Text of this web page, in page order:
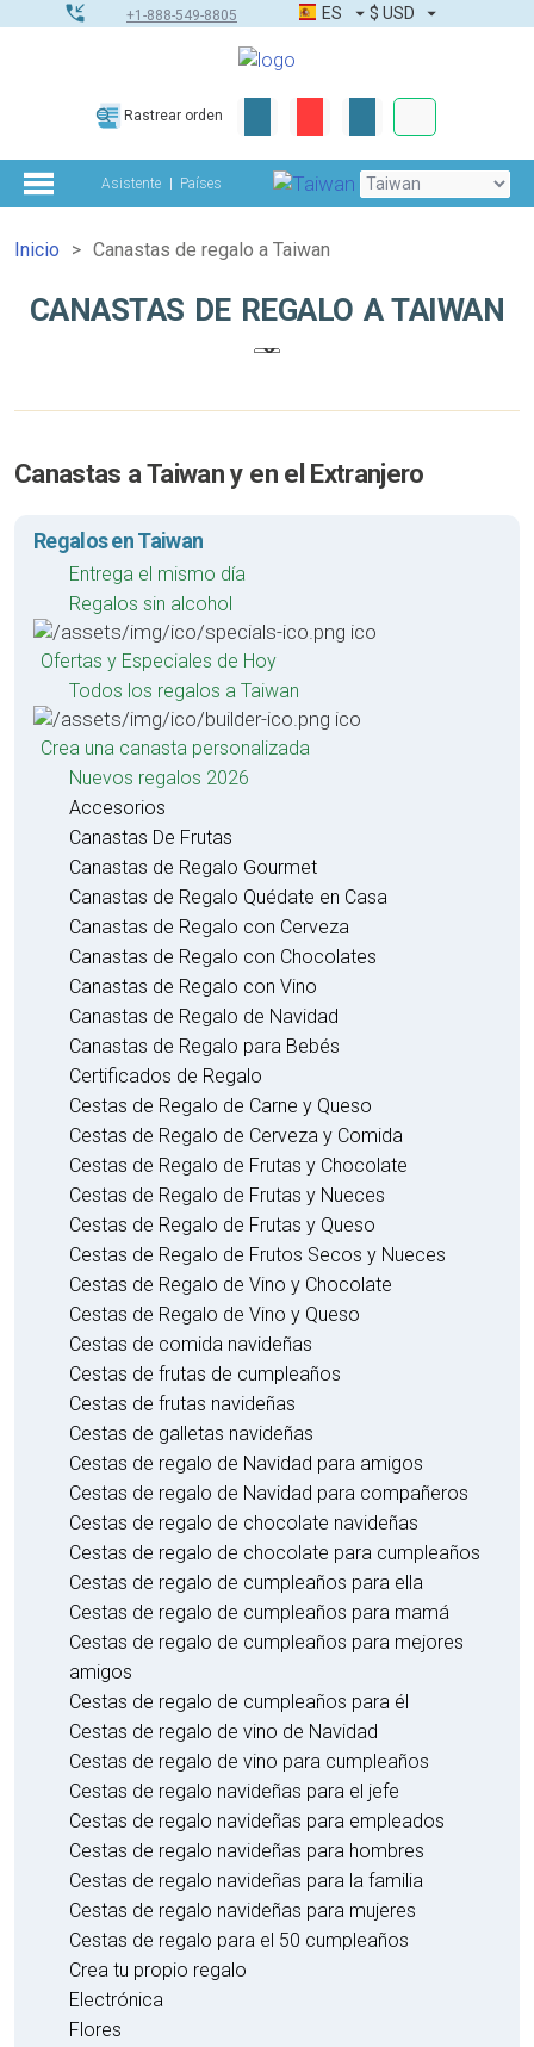
+1-888-549-8805 ES $ USD
Rastrear orden
Asistente Países
Inicio Canastas de regalo a Taiwan
CANASTAS DE REGALO A TAIWAN
Canastas a Taiwan y en el Extranjero
Regalos en Taiwan
Entrega el mismo día
Regalos sin alcohol
Ofertas y Especiales de Hoy
Todos los regalos a Taiwan
Crea una canasta personalizada
Nuevos regalos 2026
Accesorios
Canastas De Frutas
Canastas de Regalo Gourmet
Canastas de Regalo Quédate en Casa
Canastas de Regalo con Cerveza
Canastas de Regalo con Chocolates
Canastas de Regalo con Vino
Canastas de Regalo de Navidad
Canastas de Regalo para Bebés
Certificados de Regalo
Cestas de Regalo de Carne y Queso
Cestas de Regalo de Cerveza y Comida
Cestas de Regalo de Frutas y Chocolate
Cestas de Regalo de Frutas y Nueces
Cestas de Regalo de Frutas y Queso
Cestas de Regalo de Frutos Secos y Nueces
Cestas de Regalo de Vino y Chocolate
Cestas de Regalo de Vino y Queso
Cestas de comida navideñas
Cestas de frutas de cumpleaños
Cestas de frutas navideñas
Cestas de galletas navideñas
Cestas de regalo de Navidad para amigos
Cestas de regalo de Navidad para compañeros
Cestas de regalo de chocolate navideñas
Cestas de regalo de chocolate para cumpleaños
Cestas de regalo de cumpleaños para ella
Cestas de regalo de cumpleaños para mamá
Cestas de regalo de cumpleaños para mejores
amigos
Cestas de regalo de cumpleaños para él
Cestas de regalo de vino de Navidad
Cestas de regalo de vino para cumpleaños
Cestas de regalo navideñas para el jefe
Cestas de regalo navideñas para empleados
Cestas de regalo navideñas para hombres
Cestas de regalo navideñas para la familia
Cestas de regalo navideñas para mujeres
Cestas de regalo para el 50 cumpleaños
Crea tu propio regalo
Electrónica
Flores